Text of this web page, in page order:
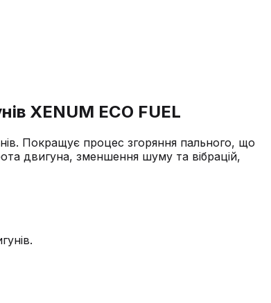
XENUM ECO FUEL
Покращує процес згоряння пального, що
двигуна, зменшення шуму та вібрацій,